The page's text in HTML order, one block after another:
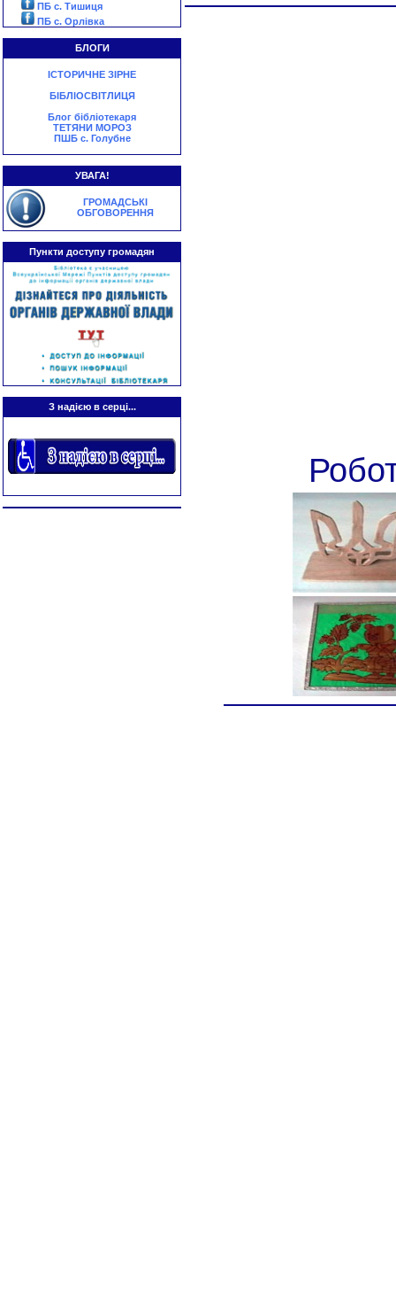
ПБ с. Тишиця
ПБ с. Орлівка
БЛОГИ
ІСТОРИЧНЕ ЗІРНЕ
БІБЛІОСВІТЛИЦЯ
Блог бібліотекаря
ТЕТЯНИ МОРОЗ
ПШБ с. Голубне
УВАГА!
ГРОМАДСЬКІ
ОБГОВОРЕННЯ
Пункти доступу громадян
З надією в серці...